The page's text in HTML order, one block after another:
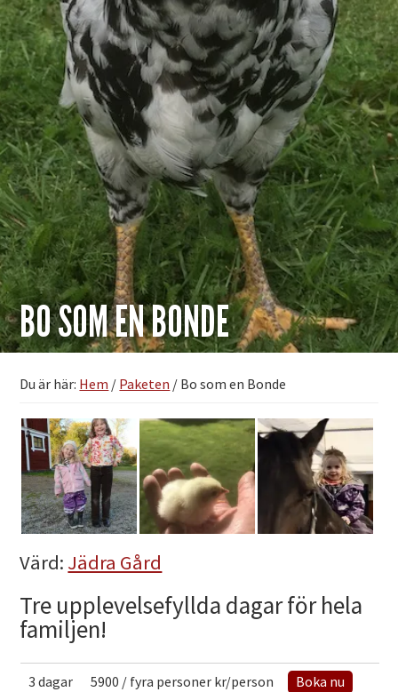
BO SOM EN BONDE
Du är här: Hem / Paketen / Bo som en Bonde
Värd: Jädra Gård
Tre upplevelsefyllda dagar för hela
familjen!
3 dagar 5900 / fyra personer kr/person Boka nu